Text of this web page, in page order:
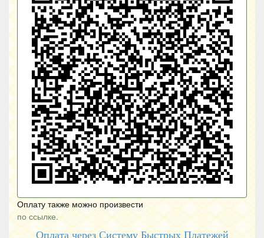
Оплату также можно произвести
по ссылке.
Оплата через Систему Быстрых Платежей